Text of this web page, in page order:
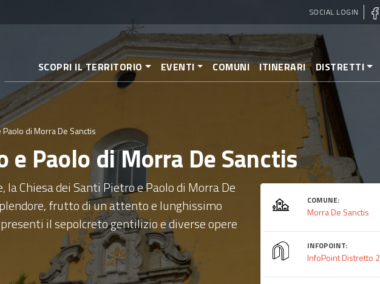
al
contenuto
principale
SOCIAL LOGIN
SCOPRI IL TERRITORIO EVENTI COMUNI ITINERARI DISTRETTI
di Morra De Sanctis
e Paolo di Morra De Sanctis
Chiesa dei Santi Pietro e Paolo di Morra De
frutto di un attento e lunghissimo
il sepolcreto gentilizio e diverse opere
COMUNE:
Morra De Sanctis
INFOPOINT:
InfoPoint Distretto